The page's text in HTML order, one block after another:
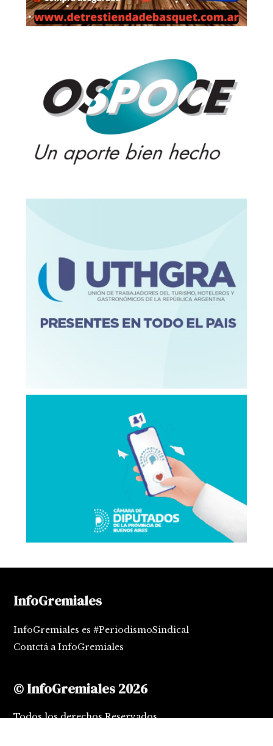
InfoGremiales
InfoGremiales es #PeriodismoSindical
Contctá a InfoGremiales
© InfoGremiales 2026
Todos los derechos Reservados